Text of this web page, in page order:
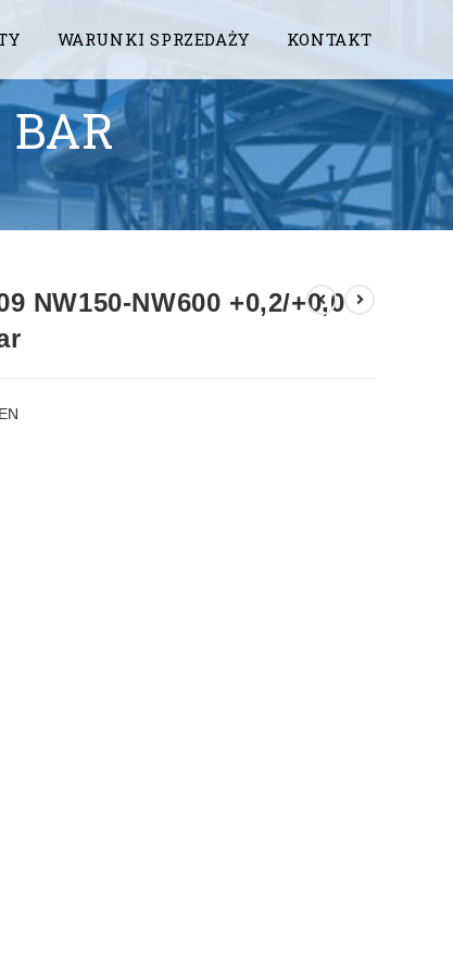
WARUNKI SPRZEDAŻY KONTAKT
NW150-NW600 +0,2/+0,0